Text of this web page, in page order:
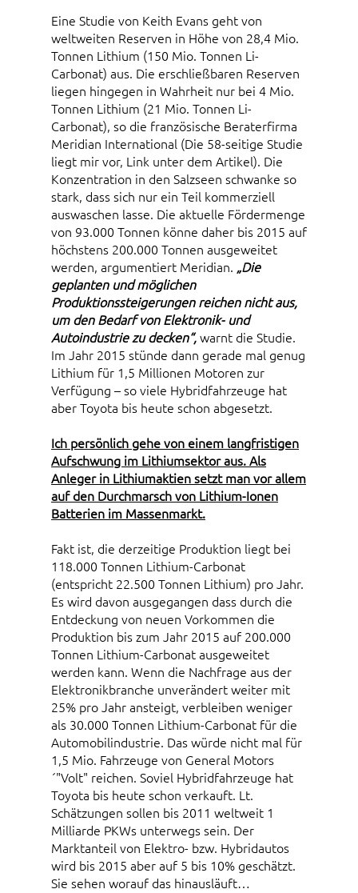
Eine Studie von Keith Evans geht von
weltweiten Reserven in Höhe von 28,4 Mio.
Tonnen Lithium (150 Mio. Tonnen Li-
Carbonat) aus. Die erschließbaren Reserven
liegen hingegen in Wahrheit nur bei 4 Mio.
Tonnen Lithium (21 Mio. Tonnen Li-
Carbonat), so die französische Beraterfirma
Meridian International (Die 58-seitige Studie
liegt mir vor, Link unter dem Artikel). Die
Konzentration in den Salzseen schwanke so
stark, dass sich nur ein Teil kommerziell
auswaschen lasse. Die aktuelle Fördermenge
von 93.000 Tonnen könne daher bis 2015 auf
höchstens 200.000 Tonnen ausgeweitet
werden, argumentiert Meridian. „Die
geplanten und möglichen
Produktionssteigerungen reichen nicht aus,
um den Bedarf von Elektronik- und
Autoindustrie zu decken“,warnt die Studie.
Im Jahr 2015 stünde dann gerade mal genug
Lithium für 1,5 Millionen Motoren zur
Verfügung – so viele Hybridfahrzeuge hat
aber Toyota bis heute schon abgesetzt.
Ich persönlich gehe von einem langfristigen
Aufschwung im Lithiumsektor aus. Als
Anleger in Lithiumaktien setzt man vor allem
auf den Durchmarsch von Lithium-Ionen
Batterien im Massenmarkt.
Fakt ist, die derzeitige Produktion liegt bei
118.000 Tonnen Lithium-Carbonat
(entspricht 22.500 Tonnen Lithium) pro Jahr.
Es wird davon ausgegangen dass durch die
Entdeckung von neuen Vorkommen die
Produktion bis zum Jahr 2015 auf 200.000
Tonnen Lithium-Carbonat ausgeweitet
werden kann. Wenn die Nachfrage aus der
Elektronikbranche unverändert weiter mit
25% pro Jahr ansteigt, verbleiben weniger
als 30.000 Tonnen Lithium-Carbonat für die
Automobilindustrie. Das würde nicht mal für
1,5 Mio. Fahrzeuge von General Motors
´"Volt" reichen. Soviel Hybridfahrzeuge hat
Toyota bis heute schon verkauft. Lt.
Schätzungen sollen bis 2011 weltweit 1
Milliarde PKWs unterwegs sein. Der
Marktanteil von Elektro- bzw. Hybridautos
wird bis 2015 aber auf 5 bis 10% geschätzt.
Sie sehen worauf das hinausläuft…